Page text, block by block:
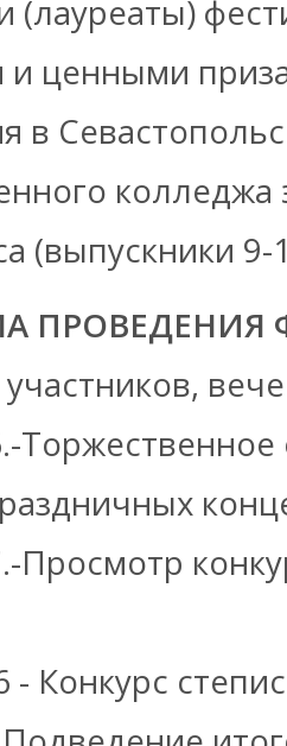
(лауреаты)
ценными
в
колледжа
(выпускники 9-
ПРОВЕДЕНИЯ
Просмотр
- Конкурс